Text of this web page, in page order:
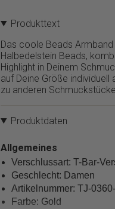
verringern",
"multiples_of"=>"Schritte
von
{{
quantity
}}",
"minimum_of"=>"Minimum
{{
"maximum_of"=>"Maximum
von
{{
quantity
Produkttext
Das coole Beads
Halbedelstein Beads,
Highlight in Deinem
auf Deine Größe
zu anderen
Produktdaten
Allgemeines
Verschlussart: T-Bar-
Geschlecht: Damen
Artikelnummer: TJ-
Farbe: Gold